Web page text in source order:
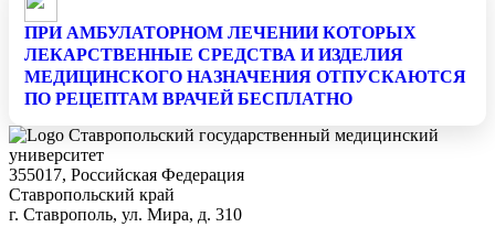
ПРИ АМБУЛАТОРНОМ ЛЕЧЕНИИ КОТОРЫХ
ЛЕКАРСТВЕННЫЕ СРЕДСТВА И ИЗДЕЛИЯ
МЕДИЦИНСКОГО НАЗНАЧЕНИЯ ОТПУСКАЮТСЯ
ПО РЕЦЕПТАМ ВРАЧЕЙ БЕСПЛАТНО
Ставропольский государственный медицинский
университет
355017, Российская Федерация
Ставропольский край
г. Ставрополь, ул. Мира, д. 310